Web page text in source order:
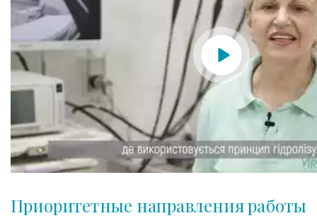
Приоритетные направления работы